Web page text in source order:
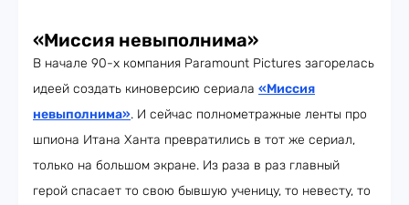
«Миссия невыполнима»
В начале 90-х компания Paramount Pictures загорелась
идеей создать киноверсию сериала «Миссия
невыполнима». И сейчас полнометражные ленты про
шпиона Итана Ханта превратились в тот же сериал,
только на большом экране. Из раза в раз главный
герой спасает то свою бывшую ученицу, то невесту, то